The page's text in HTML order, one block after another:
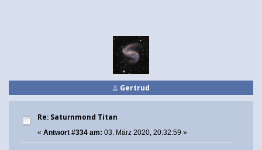
Gertrud
Re: Saturnmond Titan
« Antwort #334 am: 03. März 2020, 20:32:59 »